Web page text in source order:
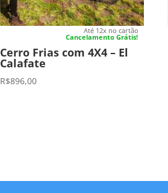
Até 12x no cartão
Cancelamento Grátis!
Cerro Frias com 4X4 – El
Calafate
R$896,00